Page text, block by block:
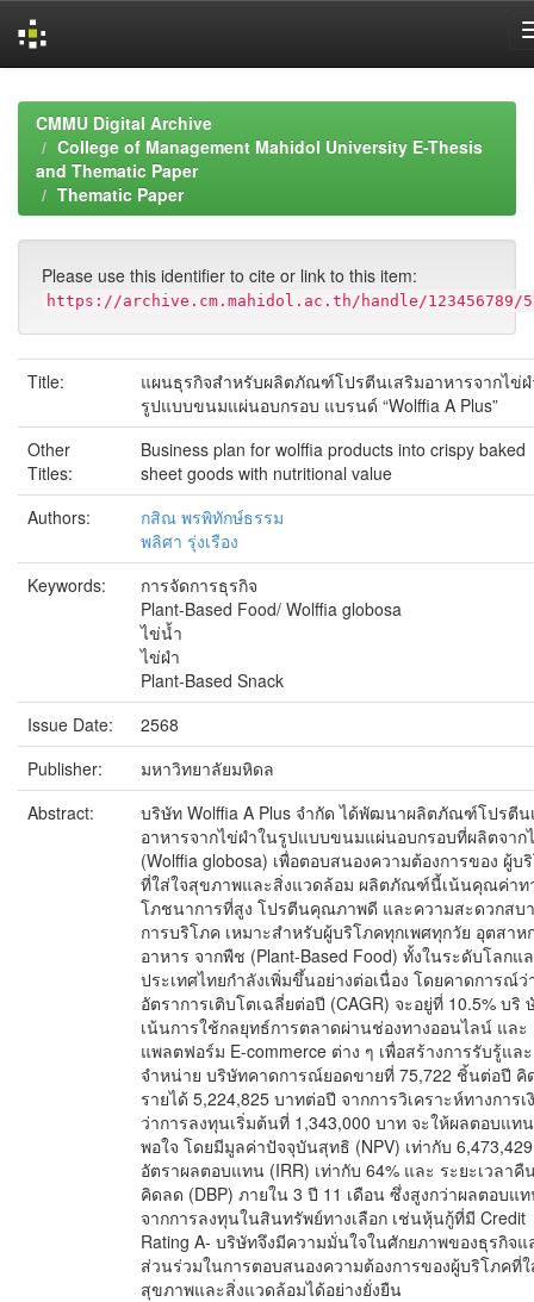
navigationCMMU Digital Archive
College of Management Mahidol University E-Thesis
and Thematic Paper
Thematic Paper
Please use this identifier to cite or link to this item:
https://archive.cm.mahidol.ac.th/handle/123456789/
Title:
แผนธุรกิจสำหรับผลิตภัณฑ์โปรตีนเสริมอาหารจากไข่
รูปแบบขนมแผ่นอบกรอบ แบรนด์ “Wolffia A Plus”
Other
Titles:
Business plan for wolffia products into crispy baked
sheet goods with nutritional value
Authors:
กสิณ พรพิทักษ์ธรรม
พลิศา รุ่งเรือง
Keywords:
การจัดการธุรกิจ
Plant-Based Food/ Wolffia globosa
ไข่น้ำ
ไข่ผำ
Plant-Based Snack
Issue Date:
2568
Publisher:
มหาวิทยาลัยมหิดล
Abstract:
บริษัท Wolffia A Plus จำกัด ได้พัฒนาผลิตภัณฑ์โปรตีน
อาหารจากไข่ผำในรูปแบบขนมแผ่นอบกรอบที่ผลิตจาก
(Wolffia globosa) เพื่อตอบสนองความต้องการของ ผู้บ
ที่ใส่ใจสุขภาพและสิ่งแวดล้อม ผลิตภัณฑ์นี้เน้นคุณค่าท
โภชนาการที่สูง โปรตีนคุณภาพดี และความสะดวกสบ
การบริโภค เหมาะสำหรับผู้บริโภคทุกเพศทุกวัย อุตสาห
อาหาร จากพืช (Plant-Based Food) ทั้งในระดับโลกแ
ประเทศไทยกำลังเพิ่มขึ้นอย่างต่อเนื่อง โดยคาดการณ์ว่
อัตราการเติบโตเฉลี่ยต่อปี (CAGR) จะอยู่ที่ 10.5% บริ
เน้นการใช้กลยุทธ์การตลาดผ่านช่องทางออนไลน์ และ
แพลตฟอร์ม E-commerce ต่าง ๆ เพื่อสร้างการรับรู้และ
จำหน่าย บริษัทคาดการณ์ยอดขายที่ 75,722 ชิ้นต่อปี คิ
รายได้ 5,224,825 บาทต่อปี จากการวิเคราะห์ทางการ
ว่าการลงทุนเริ่มต้นที่ 1,343,000 บาท จะให้ผลตอบแท
พอใจ โดยมีมูลค่าปัจจุบันสุทธิ (NPV) เท่ากับ
อัตราผลตอบแทน (IRR) เท่ากับ 64% และ ระยะเวลาคื
คิดลด (DBP) ภายใน 3 ปี 11 เดือน ซึ่งสูงกว่าผลตอบแ
จากการลงทุนในสินทรัพย์ทางเลือก เช่นหุ้นกู้ที่มี Credit
Rating A- บริษัทจึงมีความมั่นใจในศักยภาพของธุรกิจแ
ส่วนร่วมในการตอบสนองความต้องการของผู้บริโภคที่ใ
สุขภาพและสิ่งแวดล้อมได้อย่างยั่งยืน